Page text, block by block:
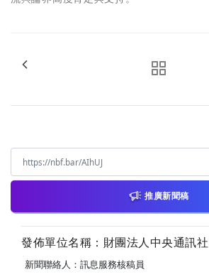
推廣新聞稿
發佈單位名稱：財團法人中央通訊社
新聞聯絡人：訊息服務核稿員